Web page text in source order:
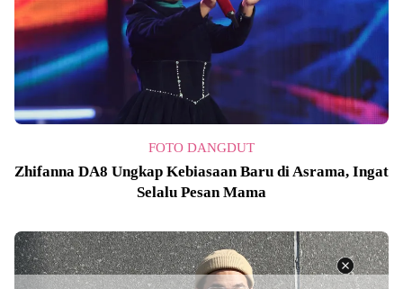
FOTO DANGDUT
Zhifanna DA8 Ungkap Kebiasaan Baru di Asrama, Ingat
Selalu Pesan Mama